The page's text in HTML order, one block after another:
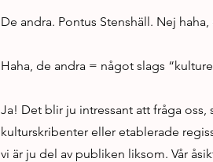
De andra. Pontus Stenshäll. Nej
Haha, de andra = något slags
Ja! Det blir ju intressant att fråga oss,
kulturskribenter eller etablerade
vi är ju del av publiken liksom. Vår